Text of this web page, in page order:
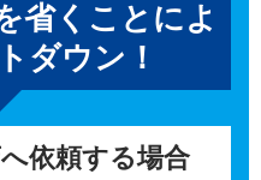
省くことによ
ダウン！
依頼する場合